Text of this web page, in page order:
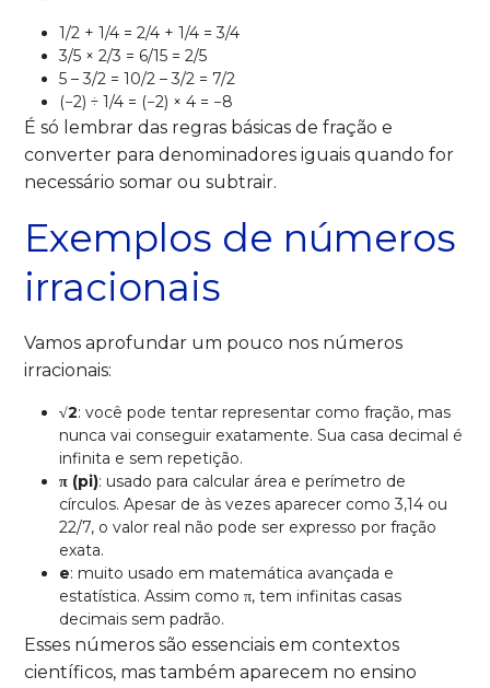
1/2 + 1/4 = 2/4 + 1/4 = 3/4
3/5 × 2/3 = 6/15 = 2/5
5 – 3/2 = 10/2 – 3/2 = 7/2
(−2) ÷ 1/4 = (−2) × 4 = −8
É só lembrar das regras básicas de fração e
converter para denominadores iguais quando for
necessário somar ou subtrair.
Exemplos de números
irracionais
Vamos aprofundar um pouco nos números
irracionais:
√2: você pode tentar representar como fração, mas
nunca vai conseguir exatamente. Sua casa decimal é
infinita e sem repetição.
π (pi): usado para calcular área e perímetro de
círculos. Apesar de às vezes aparecer como 3,14 ou
22/7, o valor real não pode ser expresso por fração
exata.
e: muito usado em matemática avançada e
estatística. Assim como π, tem infinitas casas
decimais sem padrão.
Esses números são essenciais em contextos
científicos, mas também aparecem no ensino